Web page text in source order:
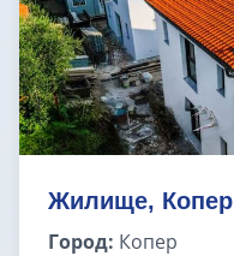
Жилище, Копер
Город: Копер